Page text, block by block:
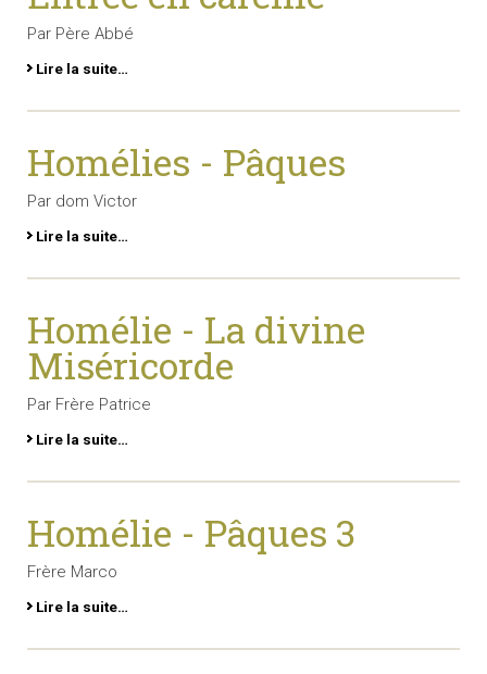
Par Père Abbé
Lire la suite…
Homélies - Pâques
Par dom Victor
Lire la suite…
Homélie - La divine
Miséricorde
Par Frère Patrice
Lire la suite…
Homélie - Pâques 3
Frère Marco
Lire la suite…